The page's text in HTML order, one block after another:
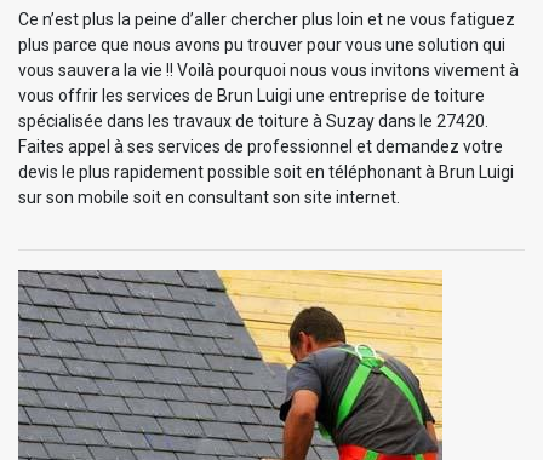
Ce n’est plus la peine d’aller chercher plus loin et ne vous fatiguez
plus parce que nous avons pu trouver pour vous une solution qui
vous sauvera la vie !! Voilà pourquoi nous vous invitons vivement à
vous offrir les services de Brun Luigi une entreprise de toiture
spécialisée dans les travaux de toiture à Suzay dans le 27420.
Faites appel à ses services de professionnel et demandez votre
devis le plus rapidement possible soit en téléphonant à Brun Luigi
sur son mobile soit en consultant son site internet.